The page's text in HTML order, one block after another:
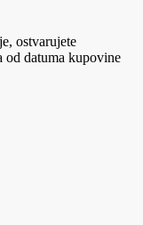
ostvarujete
od datuma kupovine